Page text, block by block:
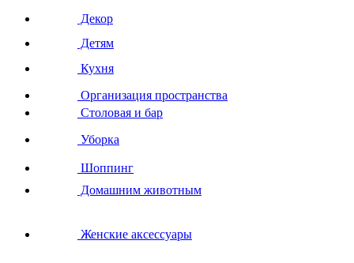
Декор
Детям
Кухня
Организация пространства
Столовая и бар
Уборка
Шоппинг
Домашним животным
Женские аксессуары